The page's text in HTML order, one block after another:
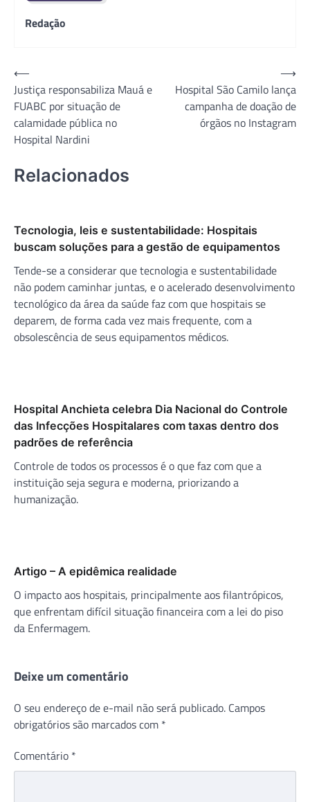
Redação
Navegação
de
Post
⟵
Justiça responsabiliza Mauá e
FUABC por situação de
calamidade pública no
Hospital Nardini
Hospital São Camilo lança
campanha de doação de
órgãos no Instagram
⟶
Relacionados
Tecnologia, leis e sustentabilidade: Hospitais
buscam soluções para a gestão de equipamentos
Tende-se a considerar que tecnologia e sustentabilidade
não podem caminhar juntas, e o acelerado desenvolvimento
tecnológico da área da saúde faz com que hospitais se
deparem, de forma cada vez mais frequente, com a
obsolescência de seus equipamentos médicos.
Hospital Anchieta celebra Dia Nacional do Controle
das Infecções Hospitalares com taxas dentro dos
padrões de referência
Controle de todos os processos é o que faz com que a
instituição seja segura e moderna, priorizando a
humanização.
Artigo – A epidêmica realidade
O impacto aos hospitais, principalmente aos filantrópicos,
que enfrentam difícil situação financeira com a lei do piso
da Enfermagem.
Deixe um comentário
O seu endereço de e-mail não será publicado. Campos
obrigatórios são marcados com *
Comentário *